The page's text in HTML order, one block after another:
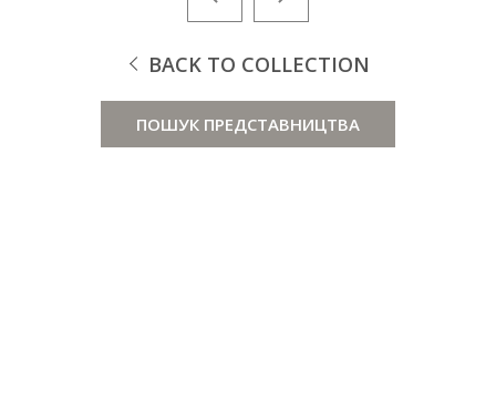
BACK TO COLLECTION
ПОШУК ПРЕДСТАВНИЦТВА